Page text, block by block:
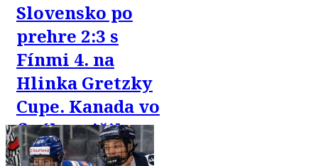
Slovensko po
prehre 2:3 s
Fínmi 4. na
Hlinka Gretzky
Cupe. Kanada vo
finále zničila
USA 8:1